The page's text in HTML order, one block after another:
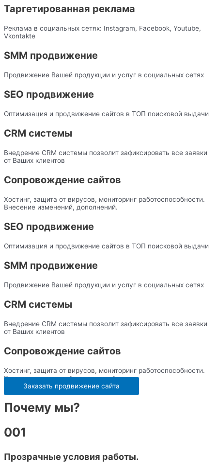
Таргетированная реклама
Реклама в социальных сетях: Instagram, Facebook, Youtube,
Vkontakte
SMM продвижение
Продвижение Вашей продукции и услуг в социальных сетях
SEO продвижение
Оптимизация и продвижение сайтов в ТОП поисковой выдачи
CRM системы
Внедрение CRM системы позволит зафиксировать все заявки
от Ваших клиентов
Сопровождение сайтов
Хостинг, защита от вирусов, мониторинг работоспособности.
Внесение изменений, дополнений.
SEO продвижение
Оптимизация и продвижение сайтов в ТОП поисковой выдачи
SMM продвижение
Продвижение Вашей продукции и услуг в социальных сетях
CRM системы
Внедрение CRM системы позволит зафиксировать все заявки
от Ваших клиентов
Сопровождение сайтов
Хостинг, защита от вирусов, мониторинг работоспособности.
Внесение изменений, дополнений.
Заказать продвижение сайта
Почему мы?
001
Прозрачные условия работы.